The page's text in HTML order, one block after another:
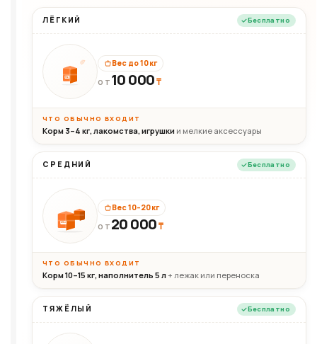
ЛЁГКИЙ Бесплатно
10кг
Вес до 10 кг
ОТ 10 000₸
ЧТО ОБЫЧНО ВХОДИТ
Корм 3–4 кг, лакомства, игрушки и мелкие аксессуары
СРЕДНИЙ Бесплатно
20кг
Вес 10–20 кг
ОТ 20 000₸
ЧТО ОБЫЧНО ВХОДИТ
Корм 10–15 кг, наполнитель 5 л+ лежак или переноска
ТЯЖЁЛЫЙ Бесплатно